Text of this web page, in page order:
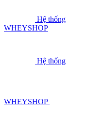
Hệ thống
WHEYSHOP
Hệ thống
WHEYSHOP